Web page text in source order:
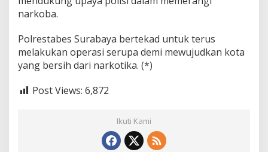
narkoba.
Polrestabes Surabaya bertekad untuk terus
melakukan operasi serupa demi mewujudkan kota
yang bersih dari narkotika. (*)
Post Views: 6,872
Ikuti Kami